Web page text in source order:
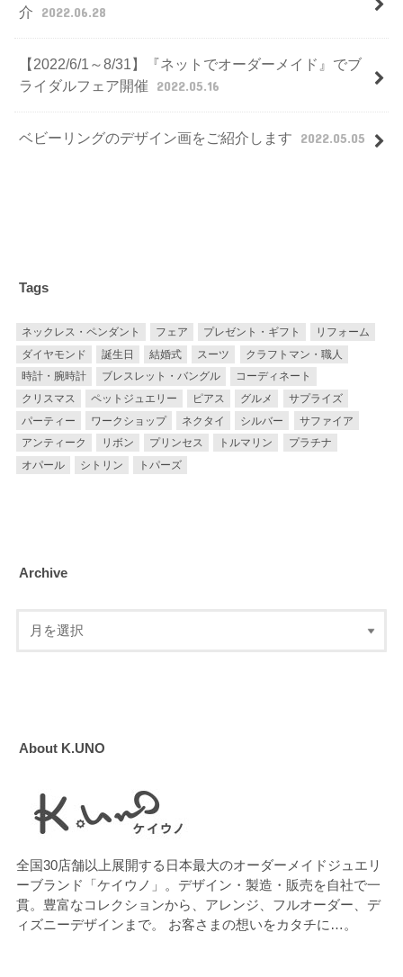
介
2022.06.28
【2022/6/1～8/31】『ネットでオーダーメイド』でブ
ライダルフェア開催
2022.05.16
ベビーリングのデザイン画をご紹介します 2022.05.05
Tags
ネックレス・ペンダント フェア プレゼント・ギフト
リフォーム
ダイヤモンド
誕生日 結婚式 スーツ
クラフトマン・職人
時計・腕時計
ブレスレット・バングル
コーディネート
クリスマス
ペットジュエリー ピアス グルメ
サプライズ
パーティー
ワークショップ ネクタイ シルバー
サファイア
アンティーク
リボン プリンセス トルマリン
プラチナ
オパール
シトリン トパーズ
Archive
About K.UNO
全国30店舗以上展開する日本最大のオーダーメイドジュエリ
ーブランド「ケイウノ」。デザイン・製造・販売を自社で一
貫。豊富なコレクションから、アレンジ、フルオーダー、デ
ィズニーデザインまで。 お客さまの想いをカタチに…。